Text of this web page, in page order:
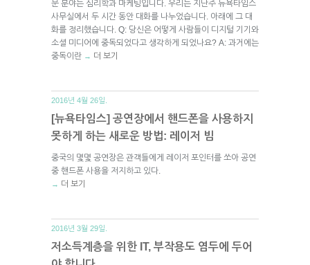
문 분야는 심리학과 마케팅입니다. 우리는 지난주 뉴욕타임스
사무실에서 두 시간 동안 대화를 나누었습니다. 아래에 그 대
화를 정리했습니다. Q: 당신은 어떻게 사람들이 디지털 기기와
소셜 미디어에 중독되었다고 생각하게 되었나요? A: 과거에는
중독이란 → 더 보기
2016년 4월 26일.
[뉴욕타임스] 공연장에서 핸드폰을 사용하지
못하게 하는 새로운 방법: 레이저 빔
중국의 몇몇 공연장은 관객들에게 레이저 포인터를 쏘아 공연
중 핸드폰 사용을 저지하고 있다.
→ 더 보기
2016년 3월 29일.
저소득계층을 위한 IT, 부작용도 염두에 두어